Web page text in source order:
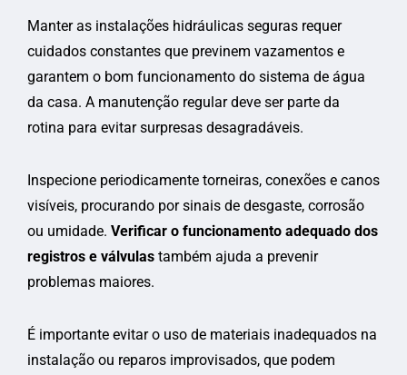
Manter as instalações hidráulicas seguras requer
cuidados constantes que previnem vazamentos e
garantem o bom funcionamento do sistema de água
da casa. A manutenção regular deve ser parte da
rotina para evitar surpresas desagradáveis.
Inspecione periodicamente torneiras, conexões e canos
visíveis, procurando por sinais de desgaste, corrosão
ou umidade. Verificar o funcionamento adequado dos
registros e válvulas também ajuda a prevenir
problemas maiores.
É importante evitar o uso de materiais inadequados na
instalação ou reparos improvisados, que podem